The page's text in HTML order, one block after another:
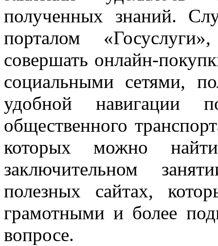
полученных знаний.
порталом
совершать онлайн-
социальными сетями,
удобной навигации
общественного
которых можно
заключительном
полезных сайтах,
грамотными и более
вопросе.